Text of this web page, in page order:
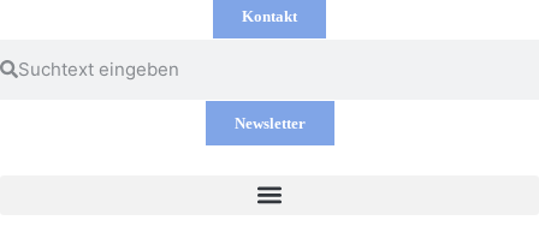
Kontakt
Newsletter